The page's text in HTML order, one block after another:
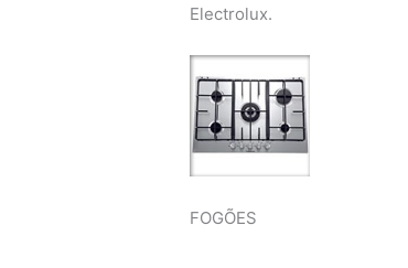
Electrolux.
FOGÕES